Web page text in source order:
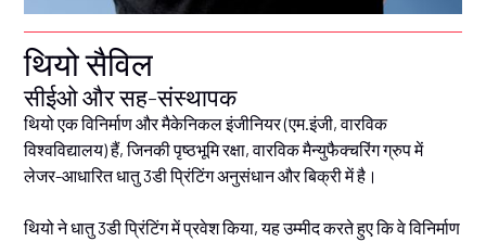
थियो सैविल
सीईओ और सह-संस्थापक
थियो एक विनिर्माण और मैकेनिकल इंजीनियर (एम.इंजी, वारविक
विश्वविद्यालय) हैं, जिनकी पृष्ठभूमि रक्षा, वारविक मैन्युफैक्चरिंग ग्रुप में
लेजर-आधारित धातु 3डी प्रिंटिंग अनुसंधान और बिक्री में है।
थियो ने धातु 3डी प्रिंटिंग में प्रवेश किया, यह उम्मीद करते हुए कि वे विनिर्माण